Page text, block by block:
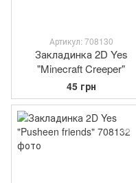
Артикул: 708130
Закладинка 2D Yes
"Minecraft Creeper"
45 грн